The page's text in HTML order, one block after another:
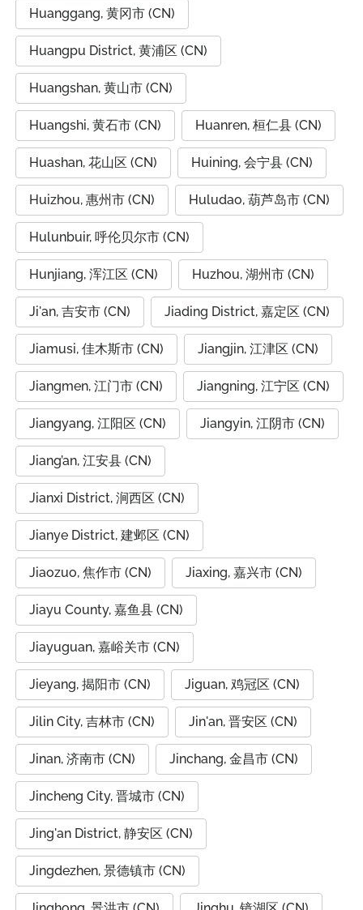
Huanggang, 黄冈市 (CN)
Huangpu District, 黄浦区 (CN)
Huangshan, 黄山市 (CN)
Huangshi, 黄石市 (CN) Huanren, 桓仁县 (CN)
Huashan, 花山区 (CN) Huining, 会宁县 (CN)
Huizhou, 惠州市 (CN) Huludao, 葫芦岛市 (CN)
Hulunbuir, 呼伦贝尔市 (CN)
Hunjiang, 浑江区 (CN) Huzhou, 湖州市 (CN)
Ji'an, 吉安市 (CN) Jiading District, 嘉定区 (CN)
Jiamusi, 佳木斯市 (CN) Jiangjin, 江津区 (CN)
Jiangmen, 江门市 (CN) Jiangning, 江宁区 (CN)
Jiangyang, 江阳区 (CN) Jiangyin, 江阴市 (CN)
Jiang’an, 江安县 (CN)
Jianxi District, 涧西区 (CN)
Jianye District, 建邺区 (CN)
Jiaozuo, 焦作市 (CN) Jiaxing, 嘉兴市 (CN)
Jiayu County, 嘉鱼县 (CN)
Jiayuguan, 嘉峪关市 (CN)
Jieyang, 揭阳市 (CN) Jiguan, 鸡冠区 (CN)
Jilin City, 吉林市 (CN) Jin'an, 晋安区 (CN)
Jinan, 济南市 (CN) Jinchang, 金昌市 (CN)
Jincheng City, 晋城市 (CN)
Jing'an District, 静安区 (CN)
Jingdezhen, 景德镇市 (CN)